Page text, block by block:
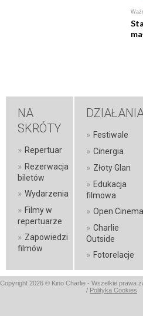
NA
SKRÓTY
» Repertuar
» Rezerwacja
biletów
» Wydarzenia
» Filmy w
repertuarze
» Zapowiedzi
filmów
» Festiwale
» Cinergia
» Złoty Glan
» Edukacja
filmowa
» Open Cinema
» Charlie
Outside
» Fotorelacje
Copyright 2026 © Kino Charlie - Wszelkie prawa
/ Polityka Cookies